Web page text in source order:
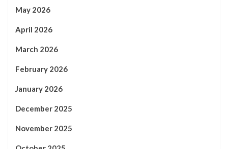
May 2026
April 2026
March 2026
February 2026
January 2026
December 2025
November 2025